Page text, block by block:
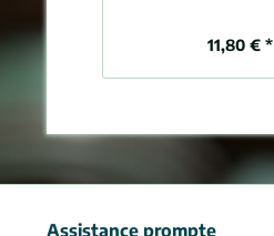
11,80 € *
Assistance prompte